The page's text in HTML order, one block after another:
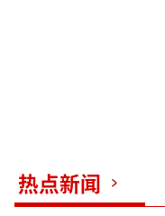
热点新闻